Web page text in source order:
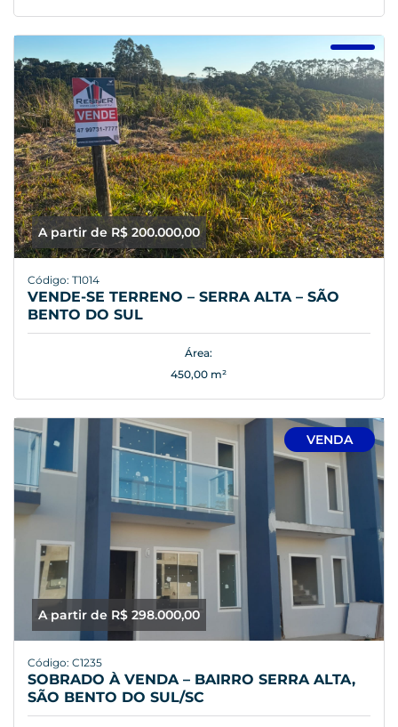
A partir de R$ 200.000,00
Código: T1014
VENDE-SE TERRENO – SERRA ALTA – SÃO
BENTO DO SUL
Área:
450,00 m²
A partir de R$ 298.000,00
VENDA
Código: C1235
SOBRADO À VENDA – BAIRRO SERRA ALTA,
SÃO BENTO DO SUL/SC